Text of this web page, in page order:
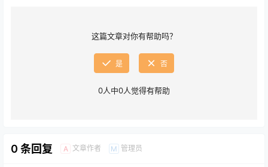
这篇文章对你有帮助吗？
是 否
0人中0人觉得有帮助
0 条回复 A 文章作者 M 管理员